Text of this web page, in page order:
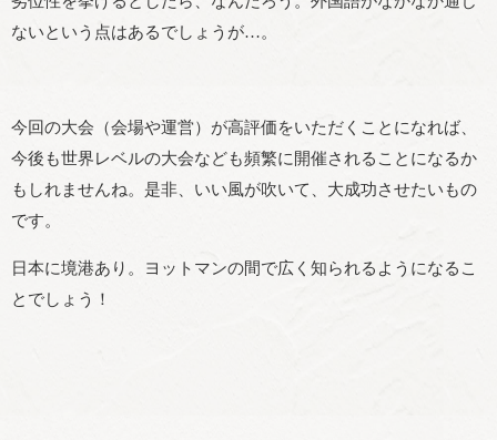
ないという点はあるでしょうが…。
今回の大会（会場や運営）が高評価をいただくことになれば、
今後も世界レベルの大会なども頻繁に開催されることになるか
もしれませんね。是非、いい風が吹いて、大成功させたいもの
です。
日本に境港あり。ヨットマンの間で広く知られるようになるこ
とでしょう！